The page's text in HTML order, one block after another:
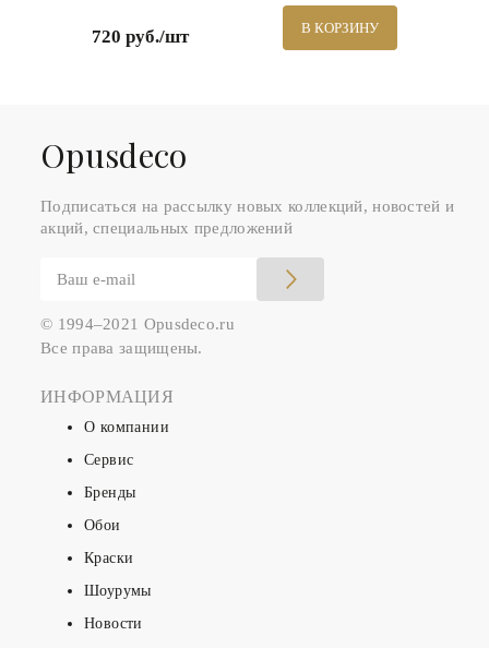
720 руб./шт В КОРЗИНУ
Оpusdeco
Подписаться на рассылку новых коллекций, новостей и
акций, специальных предложений
© 1994–2021 Opusdeco.ru
Все права защищены.
ИНФОРМАЦИЯ
О компании
Сервис
Бренды
Обои
Краски
Шоурумы
Новости